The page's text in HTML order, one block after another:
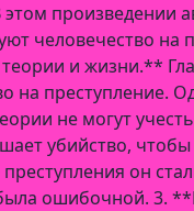
произведении
человечество на
и жизни.**
на преступление.
не могут
убийство,
он
была ошибочной. 3.